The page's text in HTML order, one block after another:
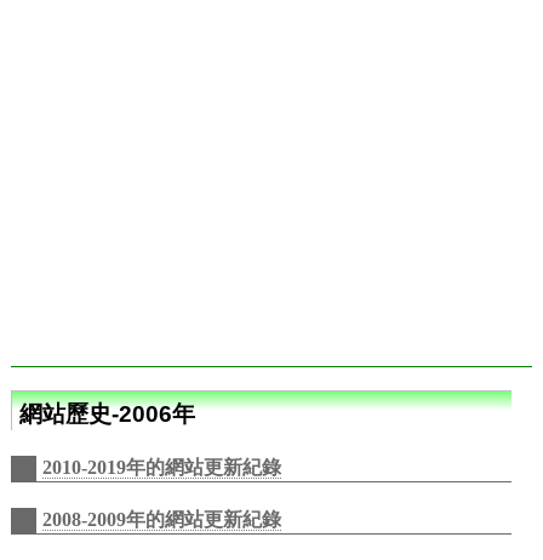
網站歷史-2006年
2010-2019年的網站更新紀錄
2008-2009年的網站更新紀錄